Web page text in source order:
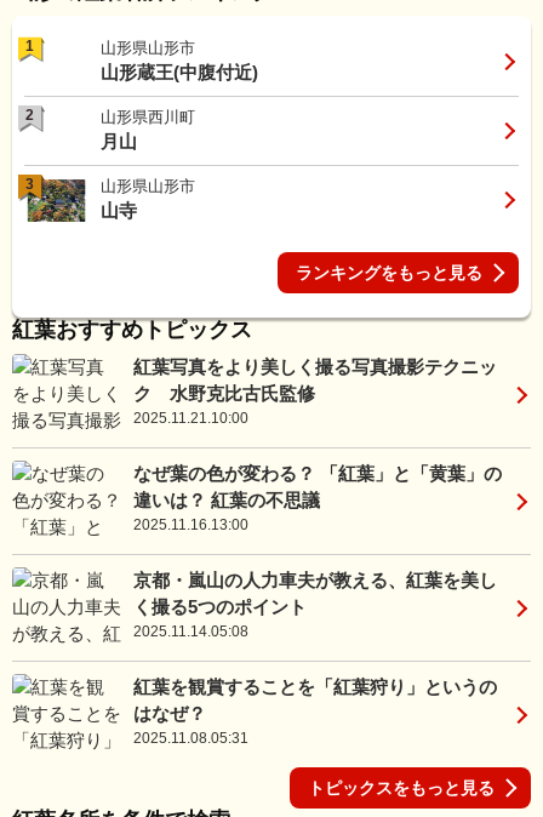
1 山形県山形市
山形蔵王(中腹付近)
2 山形県西川町
月山
3 山形県山形市
山寺
ランキングをもっと見る
紅葉おすすめトピックス
紅葉写真をより美しく撮る写真撮影テクニッ
ク 水野克比古氏監修
2025.11.21.10:00
なぜ葉の色が変わる？ 「紅葉」と「黄葉」の
違いは？ 紅葉の不思議
2025.11.16.13:00
京都・嵐山の人力車夫が教える、紅葉を美し
く撮る5つのポイント
2025.11.14.05:08
紅葉を観賞することを「紅葉狩り」というの
はなぜ？
2025.11.08.05:31
トピックスをもっと見る